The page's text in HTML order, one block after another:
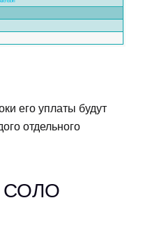
его уплаты будут
отдельного